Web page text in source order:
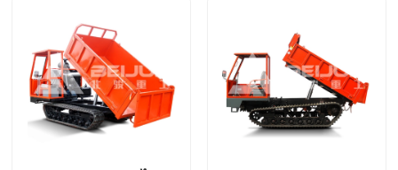
รถบรรทุกติดใต้ดิน
รถบรรทุกขนของคราว์เลอร์ดัมเปอร์